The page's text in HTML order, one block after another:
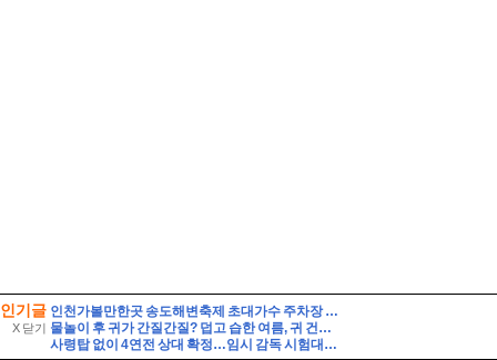
인기글
X 닫기
인천가볼만한곳 송도해변축제 초대가수 주차장 연수구 여행
물놀이 후 귀가 간질간질? 덥고 습한 여름, 귀 건강 지키는 법
사령탑 없이 4연전 상대 확정…임시 감독 시험대 / 연합뉴스TV (YonhapnewsTV)